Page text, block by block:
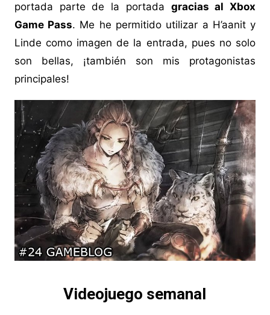
portada parte de la portada gracias al Xbox
Game Pass. Me he permitido utilizar a H’aanit y
Linde como imagen de la entrada, pues no solo
son bellas, ¡también son mis protagonistas
principales!
Videojuego semanal